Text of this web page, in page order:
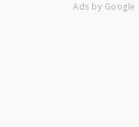
Ads by Google